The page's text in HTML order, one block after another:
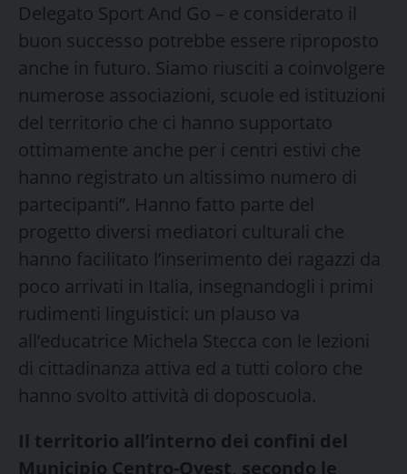
Delegato Sport And Go – e considerato il
buon successo potrebbe essere riproposto
anche in futuro. Siamo riusciti a coinvolgere
numerose associazioni, scuole ed istituzioni
del territorio che ci hanno supportato
ottimamente anche per i centri estivi che
hanno registrato un altissimo numero di
partecipanti”. Hanno fatto parte del
progetto diversi mediatori culturali che
hanno facilitato l’inserimento dei ragazzi da
poco arrivati in Italia, insegnandogli i primi
rudimenti linguistici: un plauso va
all’educatrice Michela Stecca con le lezioni
di cittadinanza attiva ed a tutti coloro che
hanno svolto attività di doposcuola.
Il territorio all’interno dei confini del
Municipio Centro-Ovest, secondo le